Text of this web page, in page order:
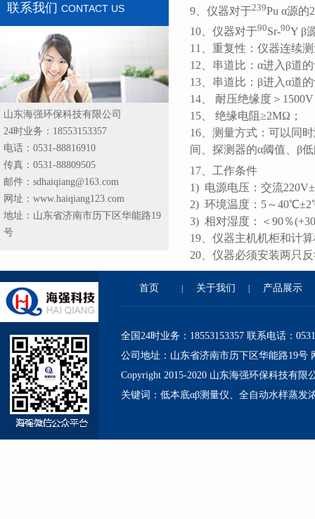
联系我们 CONTACT US
山东海强环保科技有限公司
24时业务：18553153357
电话：0531-88816910
传真：0531-88809505
邮件：sdhaiqiang@163.com
网址：www.haiqiang123.com
地址：山东省济南市历下区华能路19
号
9、仪器对于239Pu α源的
10、仪器对于90Sr-90Y β
11、重复性：仪器连续
12、串道比：α进入β道
13、串道比：β进入α道
14、 耐压绝缘度＞
15、 绝缘电阻≥2MΩ；
16、测量方式：可以同
间、探测器的α阈值、β
17、工作条件
1) 电源电压：交流
2) 环境温度：5～
3) 相对湿度：＜90％
19、仪器主机机柜和计
20、仪器必须安装两只
首页 关于我们 产品展示
全国24时业务：18553153357 联系电话：
公司地址：山东省济南市历下区华能路19号
Copyright 2015-2020 山东海强环保科技有限
关键词：低本底αβ测量仪、全自动水样蒸